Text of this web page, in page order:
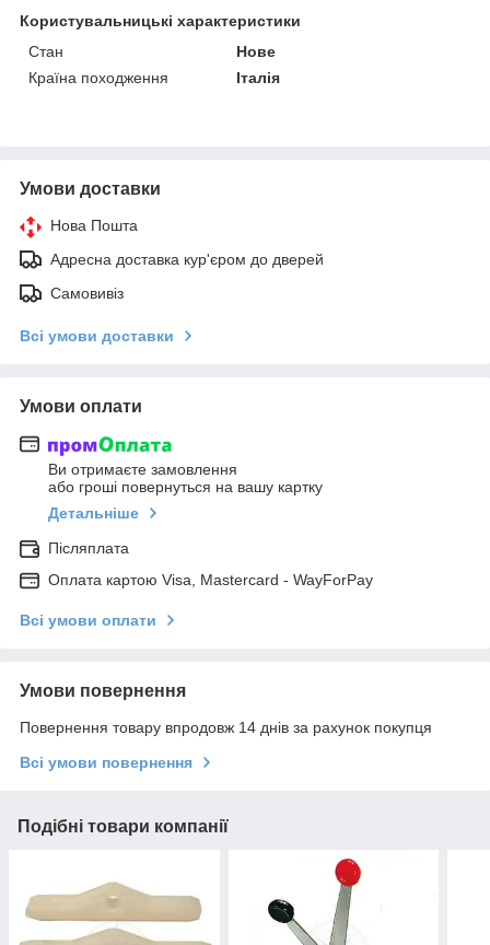
Користувальницькі характеристики
Стан
Нове
Країна походження
Італія
Умови доставки
Нова Пошта
Адресна доставка кур'єром до дверей
Самовивіз
Всі умови доставки
Умови оплати
Ви отримаєте замовлення
або гроші повернуться на вашу картку
Детальніше
Післяплата
Оплата картою Visa, Mastercard - WayForPay
Всі умови оплати
Умови повернення
Повернення товару впродовж 14 днів за рахунок покупця
Всі умови повернення
Подібні товари компанії